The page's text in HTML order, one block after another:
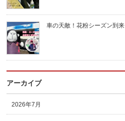
車の天敵！花粉シーズン到来
アーカイブ
2026年7月